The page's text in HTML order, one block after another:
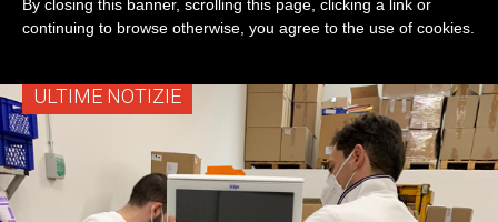
ULTIME NOTIZIE
By closing this banner, scrolling this page, clicking a link or
continuing to browse otherwise, you agree to the use of cookies.